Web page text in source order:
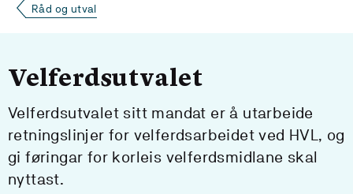
Råd og utval
Velferdsutvalet
Velferdsutvalet sitt mandat er å utarbeide
retningslinjer for velferdsarbeidet ved HVL, og
gi føringar for korleis velferdsmidlane skal
nyttast.